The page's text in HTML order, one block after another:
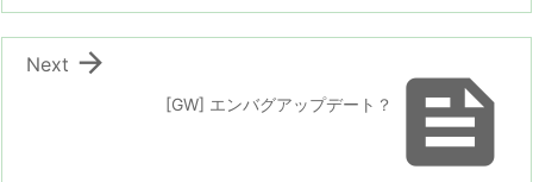

[GW] エンバグアップデート？

Next